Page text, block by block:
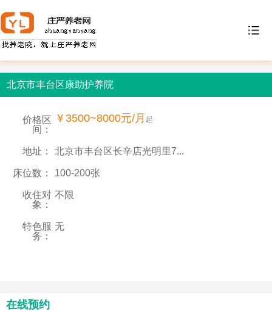
北京市丰台区康助护养院
价格区
间：
￥3500~8000元/月 起
地址： 北京市丰台区长辛店光明里7...
床位数： 100-200张
收住对
象：
不限
特色服
务：
无
在线预约